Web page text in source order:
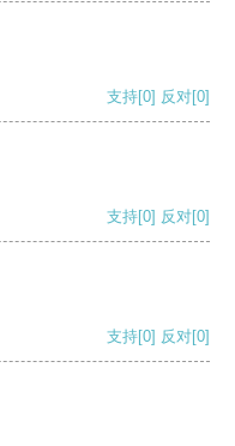
支持[0] 反对[0]
支持[0] 反对[0]
支持[0] 反对[0]